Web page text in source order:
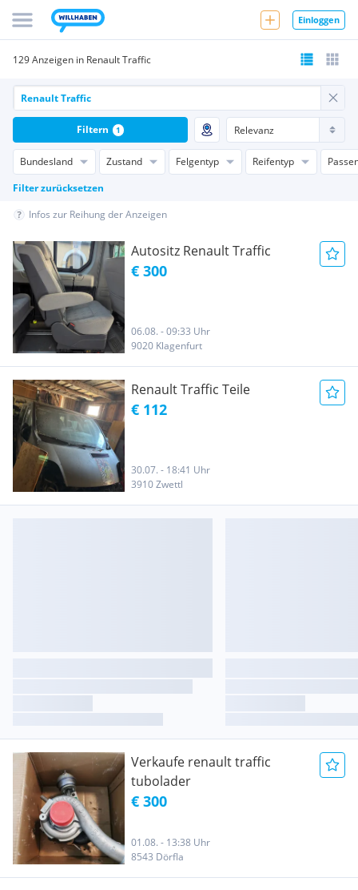
Einloggen
129 Anzeigen in Renault Traffic
Bundesland Zustand Felgentyp Reifentyp
Filter zurücksetzen
Filtern 1
Infos zur Reihung der Anzeigen
Autositz Renault Traffic
€ 300
06.08. - 09:33 Uhr
9020 Klagenfurt
Renault Traffic Teile
€ 112
30.07. - 18:41 Uhr
3910 Zwettl
Verkaufe renault traffic
tubolader
€ 300
01.08. - 13:38 Uhr
8543 Dörfla